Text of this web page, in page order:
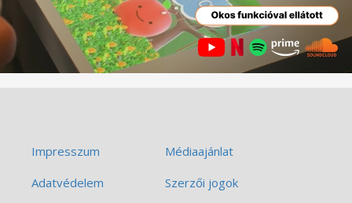
Impresszum
Médiaajánlat
Adatvédelem
Szerzői jogok